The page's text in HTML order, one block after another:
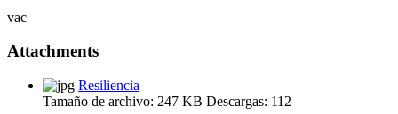
vac
Attachments
Resiliencia
Tamaño de archivo: 247 KB Descargas: 112